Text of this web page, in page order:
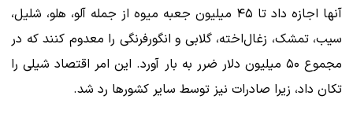
آنها اجازه داد تا ۴۵ میلیون جعبه میوه از جمله آلو، هلو، شلیل،
سیب، تمشک، زغال‌اخته، گلابی و انگورفرنگی را معدوم کنند که در
مجموع ۵۰ میلیون دلار ضرر به بار آورد. این امر اقتصاد شیلی را
تکان داد، زیرا صادرات نیز توسط سایر کشورها رد شد.